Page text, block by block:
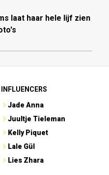
laat haar hele lijf zien
INFLUENCERS
Jade Anna
Juultje Tieleman
Kelly Piquet
Lale Gül
Lies Zhara